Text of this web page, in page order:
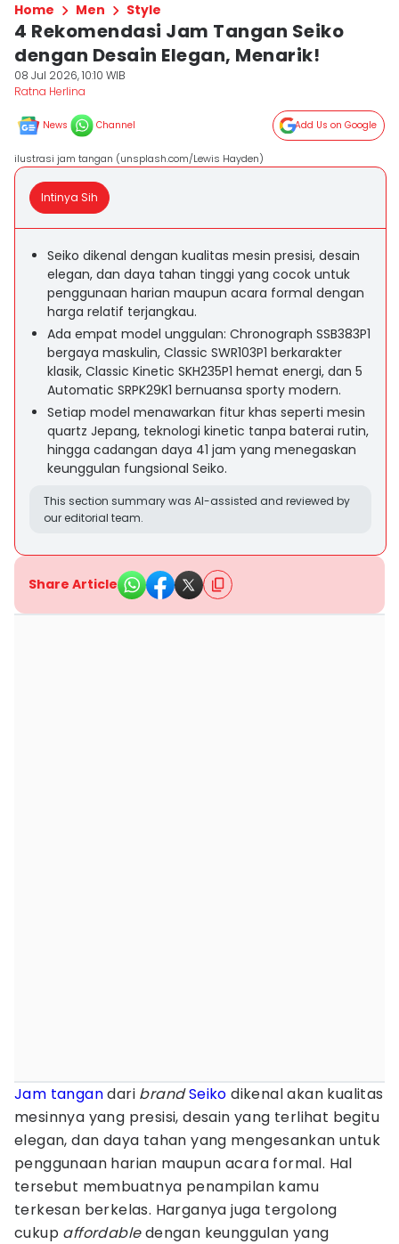
Home Men Style
4 Rekomendasi Jam Tangan Seiko
dengan Desain Elegan, Menarik!
08 Jul 2026, 10:10 WIB
Ratna Herlina
News Channel Add Us on Google
ilustrasi jam tangan (unsplash.com/Lewis Hayden)
Intinya Sih
Seiko dikenal dengan kualitas mesin presisi, desain
elegan, dan daya tahan tinggi yang cocok untuk
penggunaan harian maupun acara formal dengan
harga relatif terjangkau.
Ada empat model unggulan: Chronograph SSB383P1
bergaya maskulin, Classic SWR103P1 berkarakter
klasik, Classic Kinetic SKH235P1 hemat energi, dan 5
Automatic SRPK29K1 bernuansa sporty modern.
Setiap model menawarkan fitur khas seperti mesin
quartz Jepang, teknologi kinetic tanpa baterai rutin,
hingga cadangan daya 41 jam yang menegaskan
keunggulan fungsional Seiko.
This section summary was AI-assisted and reviewed by
our editorial team.
Share Article
Jam tangandari brandSeiko dikenal akan kualitas
mesinnya yang presisi, desain yang terlihat begitu
elegan, dan daya tahan yang mengesankan untuk
penggunaan harian maupun acara formal. Hal
tersebut membuatnya penampilan kamu
terkesan berkelas. Harganya juga tergolong
cukup affordabledengan keunggulan yang